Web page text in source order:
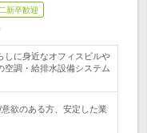
新卒歓迎
しに身近なオフィスビルや
空調・給排水設備システム
意欲のある方、安定した業